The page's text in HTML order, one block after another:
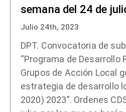
semana del 24 de
Julio 24th, 2023
DPT. Convocatoria de
“Programa de Desarrollo
Grupos de Acción Local
estrategia de desarrollo
2020) 2023”. Ordenes